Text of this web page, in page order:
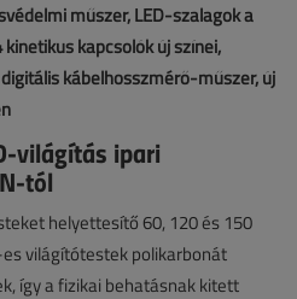
műszer, LED-szalagok a
kapcsolók új színei,
kábelhosszmérő-műszer, új
világítás ipari
tól
helyettesítő 60, 120 és 150
világítótestek polikarbonát
így a fizikai behatásnak kitett